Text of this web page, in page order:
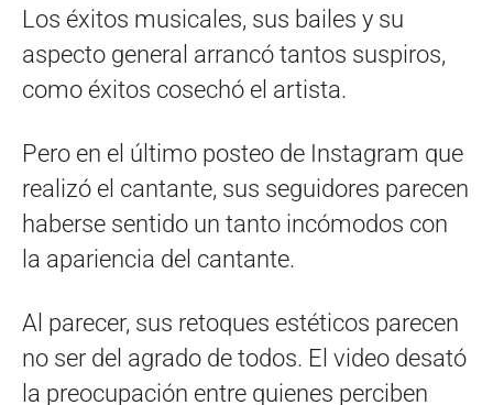
Los éxitos musicales, sus bailes y su
aspecto general arrancó tantos suspiros,
como éxitos cosechó el artista.
Pero en el último posteo de Instagram que
realizó el cantante, sus seguidores parecen
haberse sentido un tanto incómodos con
la apariencia del cantante.
Al parecer, sus retoques estéticos parecen
no ser del agrado de todos. El video desató
la preocupación entre quienes perciben